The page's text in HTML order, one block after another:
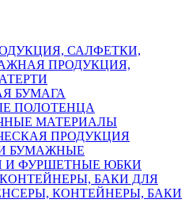
САЛФЕТКИ,
ПРОДУКЦИЯ,
БУМАГА
ПОЛОТЕНЦА
МАТЕРИАЛЫ
ПРОДУКЦИЯ
БУМАЖНЫЕ
И ФУРШЕТНЫЕ ЮБКИ
БАКИ ДЛЯ
КОНТЕЙНЕРЫ, БАКИ